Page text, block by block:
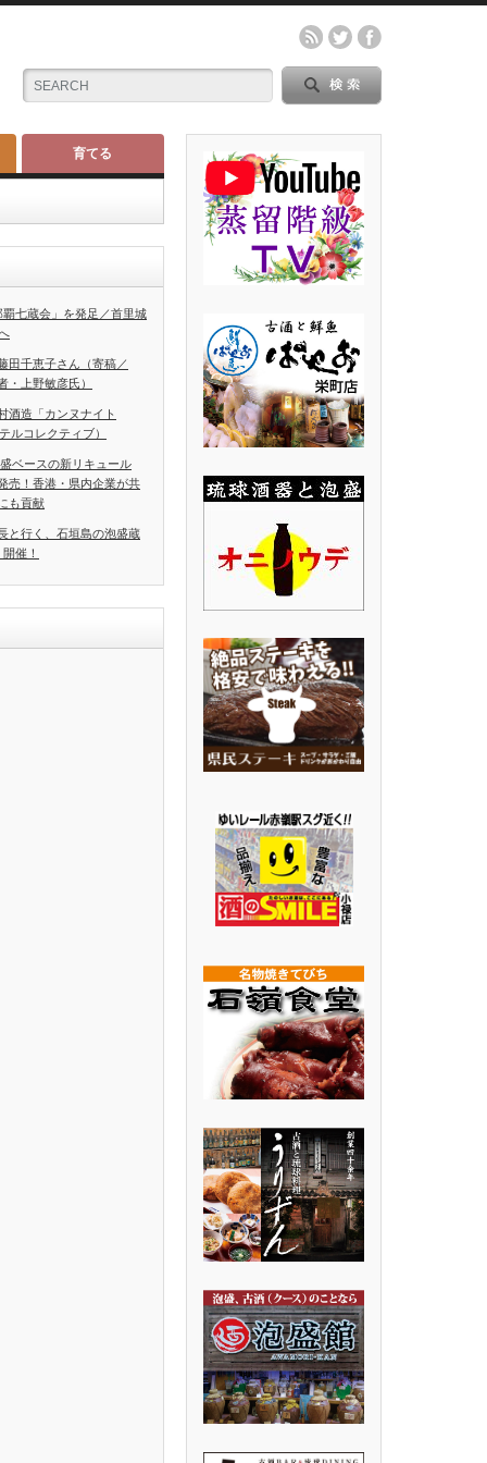
育てる
七蔵会」を発足／首里城
田千恵子さん（寄稿／
・上野敏彦氏）
酒造「カンヌナイト
ルコレクティブ）
ベースの新リキュール
売！香港・県内企業が共
も貢献
と行く、石垣島の泡盛蔵
催！